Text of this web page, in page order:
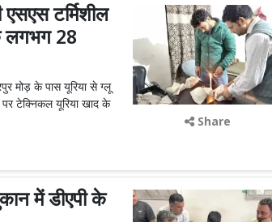
टर्मिशील
लगभग 28
मोड़ के पास यूरिया से ग्लू
पर टेक्निकल यूरिया खाद के
Share
में डीएपी के